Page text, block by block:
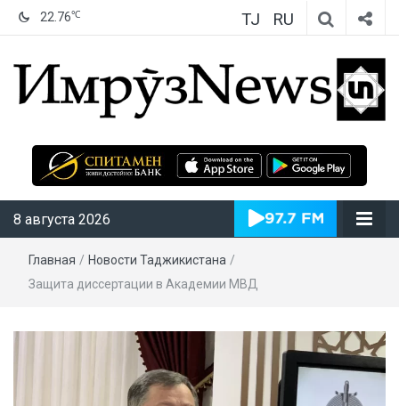
22.76℃ TJ RU
ИмрӯзNews
8 августа 2026
Главная / Новости Таджикистана /
Защита диссертации в Академии МВД